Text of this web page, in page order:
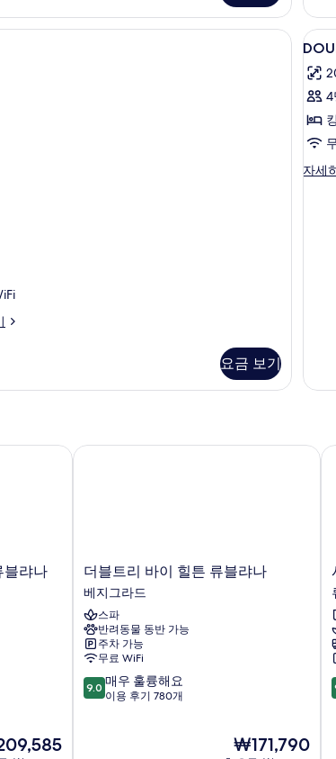
히
보
기
요금 보기
사
진
모
두
보
12
4
자세
블랴나
나 바이 IHG
더
블
트
리
바
이
힐
튼
류
더블트리 바이 힐튼 류블랴나
베지그라드
스파
반려동물 동반 가능
주차 가능
무료 WiFi
10
점
9.0 매우 훌륭해요
이용 후기 780개
현
₩171,790
더블트리 바이 힐튼 류블랴나